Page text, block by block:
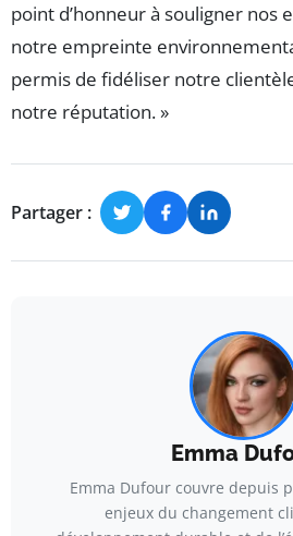
point d’honneur à souligner nos
notre empreinte
permis de fidéliser notre
notre réputation. »
Partager :
Emma
Emma Dufour couvre depuis
enjeux du changement